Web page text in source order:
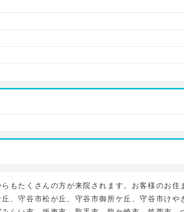
もたくさんの方が来院されます。お客様のお住
、守谷市松が丘、守谷市御所ケ丘、守谷市けや